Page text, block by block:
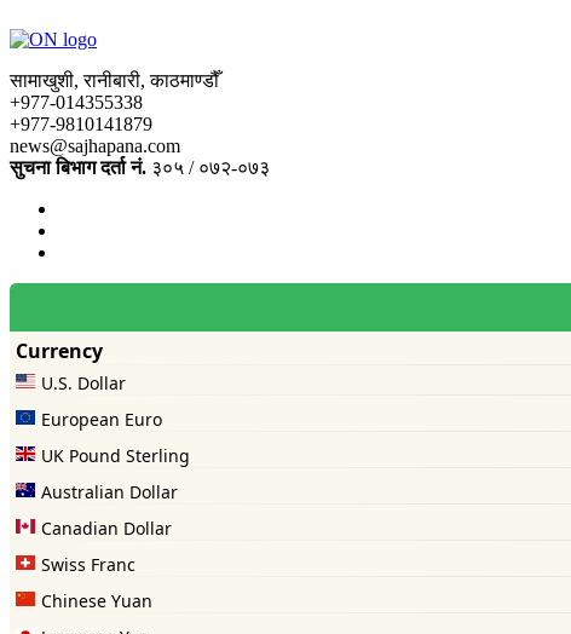
सामाखुशी, रानीबारी, काठमाण्डौँ
+977-014355338
+977-9810141879
news@sajhapana.com
सुचना बिभाग दर्ता नं. ३०५ / ०७२-०७३